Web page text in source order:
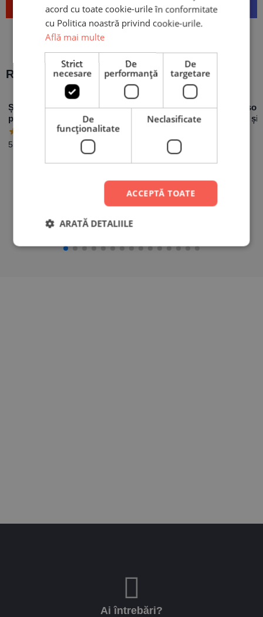
Trimite
Recomandări populare:
Șorț Personalizat cu o
poză și mesaj
55,00
Tablou Personalizat
cu 3 poze și mesaj –
Family
Cană
cu o poză și
Ai întrebări?
acord cu toate cookie-urile în conformitate
cu Politica noastră privind cookie-urile.
Află mai multe
Strict
necesare
De
performanță
De
targetare
De
funcţionalitate
Neclasificate
ACCEPTĂ TOATE
ARATĂ DETALIILE